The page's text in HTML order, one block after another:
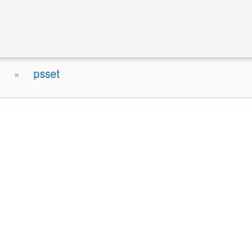
» psset